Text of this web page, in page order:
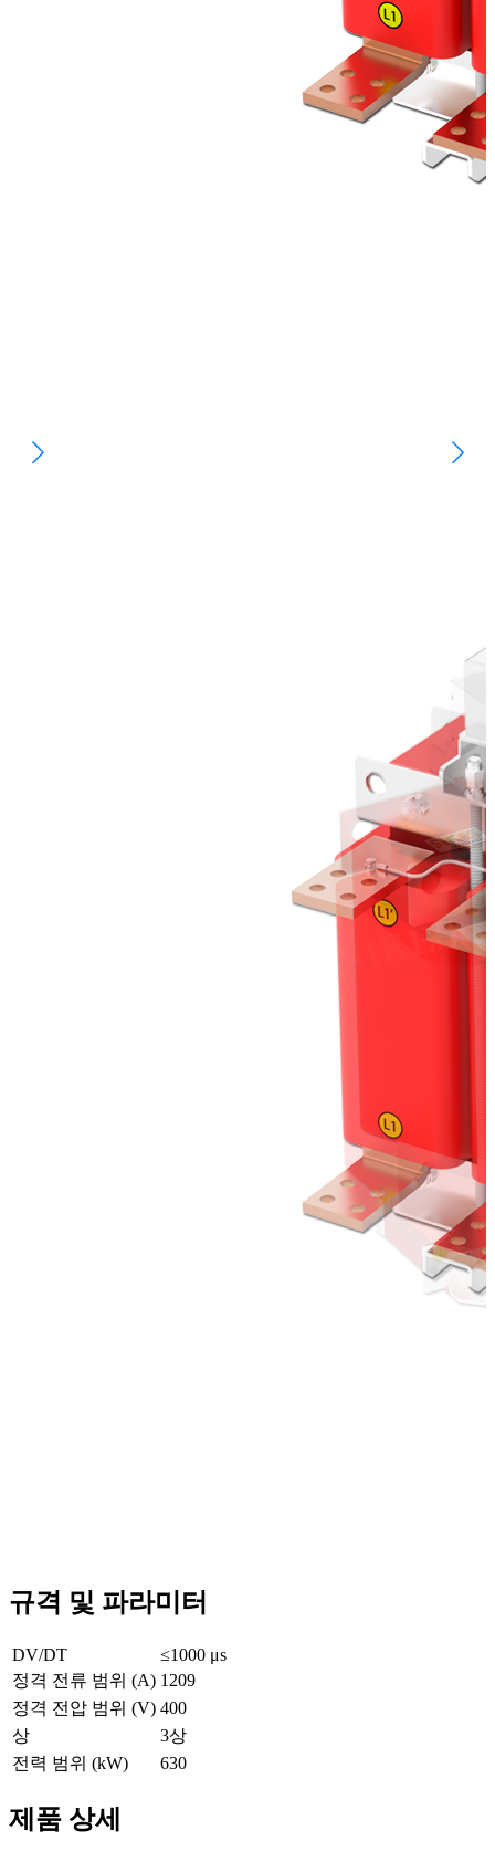
규격 및 파라미터
DV/DT
≤1000 μs
정격 전류 범위 (A) 1209
정격 전압 범위 (V) 400
상
3상
전력 범위 (kW)
630
제품 상세